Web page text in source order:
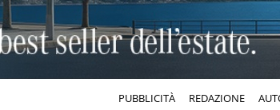
PUBBLICITÀ REDAZIONE